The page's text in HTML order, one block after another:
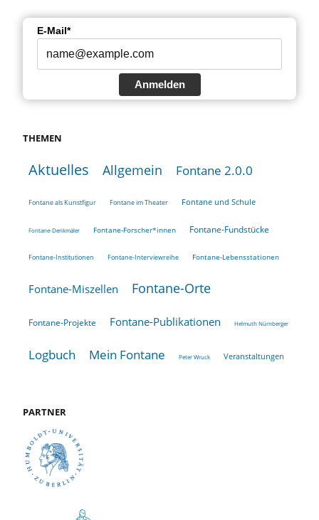
E-Mail*
Anmelden
THEMEN
Aktuelles Allgemein Fontane 2.0.0
Fontane als Kunstfigur Fontane im Theater Fontane und Schule
Fontane-Denkmäler Fontane-Forscher*innen Fontane-Fundstücke
Fontane-Institutionen Fontane-Interviewreihe Fontane-Lebensstationen
Fontane-Miszellen Fontane-Orte
Fontane-Projekte Fontane-Publikationen Helmuth Nürnberger
Logbuch Mein Fontane Peter Wruck Veranstaltungen
PARTNER